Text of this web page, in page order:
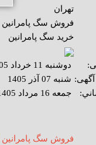
تهران
فروش سگ پامرانين
خرید سگ پامرانین
دوشنبه 11 خرداد 1405
آگهی: شنبه 07 آذر 1405
جمعه 16 مرداد 1405
فروش سگ پامرانين